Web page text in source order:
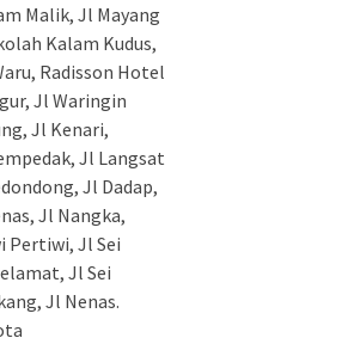
Malik, Jl Mayang
Kalam Kudus,
Radisson Hotel
Jl Waringin
Jl Kenari,
Jl Langsat
Jl Dadap,
Jl Nangka,
Pertiwi, Jl Sei
Jl Sei
Jl Nenas.